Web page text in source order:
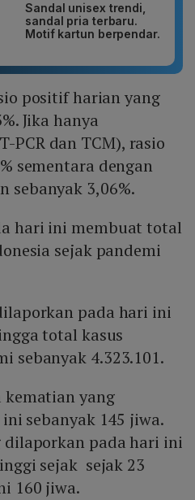
Sandal unisex trendi,
sandal pria terbaru.
Motif kartun berpendar.
positif harian yang
Jika hanya
PCR dan TCM), rasio
sementara dengan
sebanyak 3,06%.
hari ini membuat total
sejak pandemi
pada hari ini
total kasus
sebanyak 4.323.101.
kematian yang
sebanyak 145 jiwa.
dilaporkan pada hari ini
sejak sejak 23
160 jiwa.